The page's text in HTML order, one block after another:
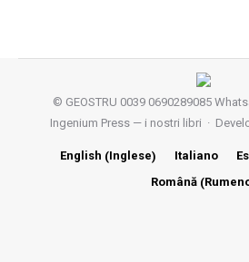
© GEOSTRU 0039 0690289085
Ingenium Press — i nostri libri ·
English (Inglese) Italiano
Română (